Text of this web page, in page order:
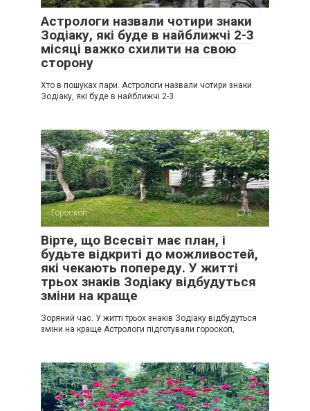
Астрологи назвали чотири знаки
Зодіаку, які буде в найближчі 2-3
місяці важко схилити на свою
сторону
Хто в пошуках пари. Астрологи назвали чотири знаки
Зодіаку, які буде в найближчі 2-3
Гороскоп 0
Вірте, що Всесвіт має план, і
будьте відкриті до можливостей,
які чекають попереду. У житті
трьох знаків Зодіаку відбудуться
зміни на краще
Зоряний час. У житті трьох знаків Зодіаку відбудуться
зміни на краще Астрологи підготували гороскоп,